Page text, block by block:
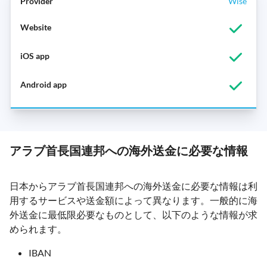
アラブ首長国連邦への海外送金に必要な情報
日本からアラブ首長国連邦への海外送金に必要な情報は利
用するサービスや送金額によって異なります。一般的に海
外送金に最低限必要なものとして、以下のような情報が求
められます。
IBAN